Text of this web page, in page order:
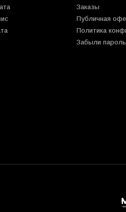
Заказы
Публичная
Политика
Забыли пароль